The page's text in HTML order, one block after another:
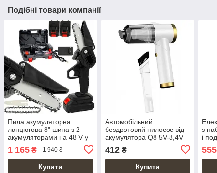
Подібні товари компанії
Пила акумуляторна
ланцюгова 8" шина з 2
акумуляторами на 48 V у
1 165 ₴ 1 940 ₴
Купити
Автомобільний
бездротовий пилосос від
акумулятора Q8 5V-8,4V
412₴
Купити
з
і
555